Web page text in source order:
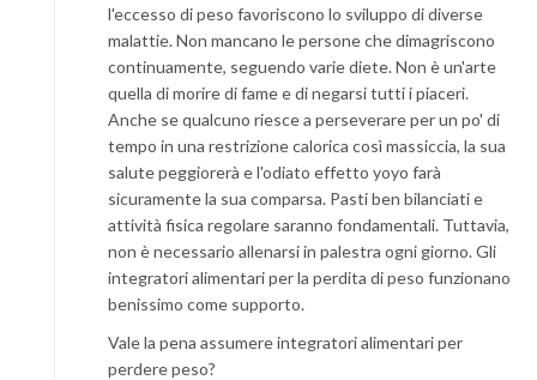
l'eccesso di peso favoriscono lo sviluppo di diverse
malattie. Non mancano le persone che dimagriscono
continuamente, seguendo varie diete. Non è un'arte
quella di morire di fame e di negarsi tutti i piaceri.
Anche se qualcuno riesce a perseverare per un po' di
tempo in una restrizione calorica così massiccia, la sua
salute peggiorerà e l'odiato effetto yoyo farà
sicuramente la sua comparsa. Pasti ben bilanciati e
attività fisica regolare saranno fondamentali. Tuttavia,
non è necessario allenarsi in palestra ogni giorno. Gli
integratori alimentari per la perdita di peso funzionano
benissimo come supporto.
Vale la pena assumere integratori alimentari per
perdere peso?